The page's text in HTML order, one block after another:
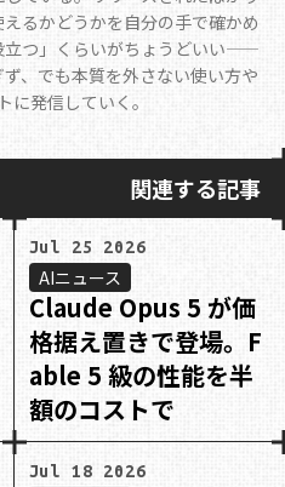
るかどうかを自分の手で確かめ
立つ」くらいがちょうどいい——
、でも本質を外さない使い方や
に発信していく。
関連する記事
Jul 25 2026
AIニュース
Claude Opus 5 が価
格据え置きで登場。F
able 5 級の性能を半
額のコストで
Jul 18 2026